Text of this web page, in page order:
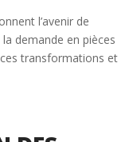
l’avenir de
demande en pièces
transformations et